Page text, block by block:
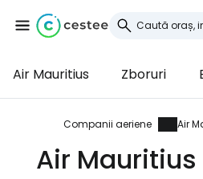
Air Mauritius Zboruri
Companii aeriene Air
Air
Conectați-
Cestee
... comunitatea